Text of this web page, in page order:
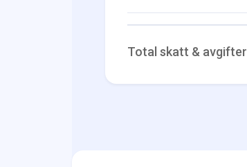
Total skatt & avgifter